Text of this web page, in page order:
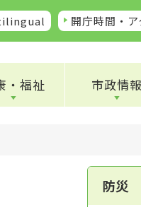
開庁時間・ア
・福祉 市政情報
防災